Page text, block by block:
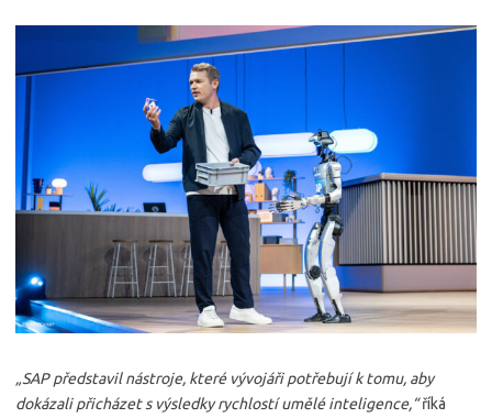
„SAP představil nástroje, které vývojáři potřebují k tomu, aby
dokázali přicházet s výsledky rychlostí umělé inteligence,“říká